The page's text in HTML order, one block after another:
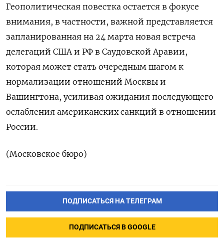
Геополитическая повестка остается в фокусе
внимания, в частности, важной представляется
запланированная на 24 марта новая встреча
делегаций США и РФ в Саудовской Аравии,
которая может стать очередным шагом к
нормализации отношений Москвы и
Вашингтона, усиливая ожидания последующего
ослабления американских санкций в отношении
России.
(Московское бюро)
ПОДПИСАТЬСЯ НА ТЕЛЕГРАМ
ПОДПИСАТЬСЯ В GOOGLE